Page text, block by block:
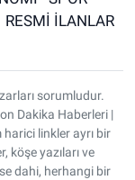
RESMİ İLANLAR
sorumludur.
Dakika Haberleri |
linkler ayrı bir
köşe yazıları ve
dahi, herhangi bir